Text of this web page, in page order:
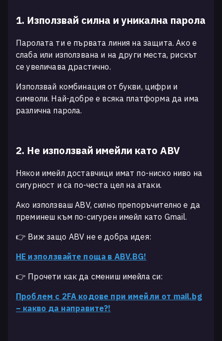
1. Използвай силна и уникална парола
Паролата ти е първата линия на защита. Ако е
слаба или използвана и на други места, рискът
се увеличава драстично.
Използвай комбинация от букви, цифри и
символи. Най-добре е всяка платформа да има
различна парола.
2. Не използвай имейли като ABV
Някои имейл доставчици имат по-ниско ниво на
сигурност и са по-честа цел на атаки.
Ако използваш ABV, силно препоръчително е да
преминеш към по-сигурен имейл като Gmail.
👉 Виж защо ABV не е добра идея:
НЕ използвайте поща в ABV.BG!
👉 Прочети как да смениш имейла си:
Проблем с 2FA кодове при имейли от mail.bg
– какво да направите?!